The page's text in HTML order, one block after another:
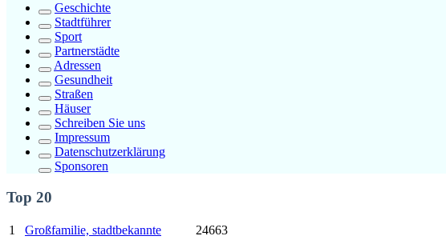
Geschichte
Stadtführer
Sport
Partnerstädte
Adressen
Gesundheit
Straßen
Häuser
Schreiben Sie uns
Impressum
Datenschutzerklärung
Sponsoren
Top 20
1 Großfamilie, stadtbekannte
24663